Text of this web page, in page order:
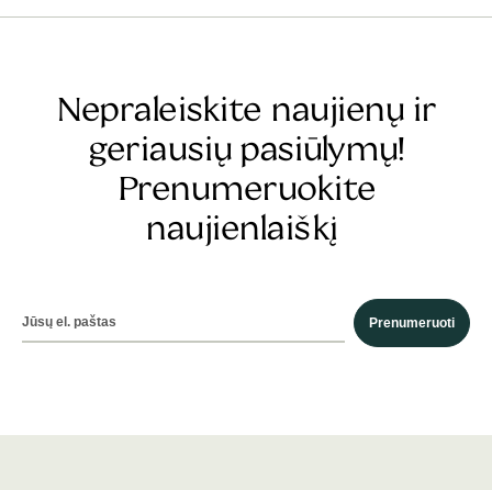
Nepraleiskite naujienų ir
geriausių pasiūlymų!
Prenumeruokite
naujienlaiškį
Prenumeruoti